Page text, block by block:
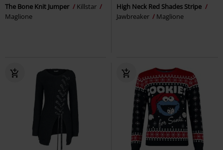
The Bone Knit Jumper
Killstar
Maglione
High Neck Red Shades Stripe
Jawbreaker
Maglione